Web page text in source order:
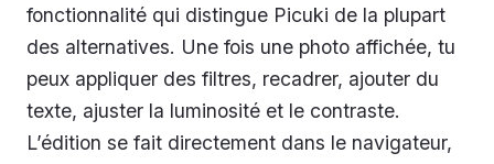
fonctionnalité qui distingue Picuki de la plupart
des alternatives. Une fois une photo affichée, tu
peux appliquer des filtres, recadrer, ajouter du
texte, ajuster la luminosité et le contraste.
L’édition se fait directement dans le navigateur,